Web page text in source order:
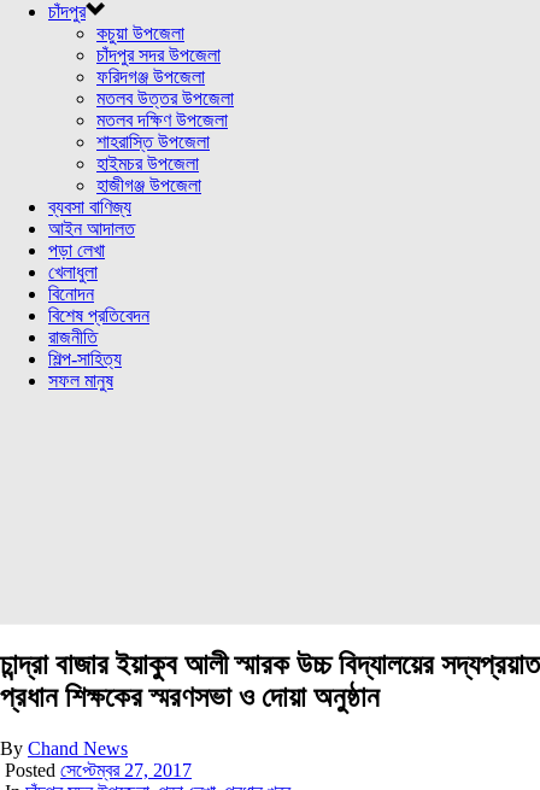
চাঁদপুর
কচুয়া উপজেলা
চাঁদপুর সদর উপজেলা
ফরিদগঞ্জ উপজেলা
মতলব উত্তর উপজেলা
মতলব দক্ষিণ উপজেলা
শাহরাস্তি উপজেলা
হাইমচর উপজেলা
হাজীগঞ্জ উপজেলা
ব্যবসা বাণিজ্য
আইন আদালত
পড়া লেখা
খেলাধুলা
বিনোদন
বিশেষ প্রতিবেদন
রাজনীতি
শিল্প-সাহিত্য
সফল মানুষ
চান্দ্রা বাজার ইয়াকুব আলী স্মারক উচ্চ বিদ্যালয়ের সদ্যপ্রয়াত
প্রধান শিক্ষকের স্মরণসভা ও দোয়া অনুষ্ঠান
By Chand News
Posted সেপ্টেম্বর 27, 2017